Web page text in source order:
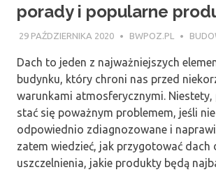
porady i popularne
29 PAŹDZIERNIKA 2020 BWPOZ.PL
Dach to jeden z najważniejszych
budynku, który chroni nas przed
warunkami atmosferycznymi. Niestety,
stać się poważnym problemem, jeśli
odpowiednio zdiagnozowane i
zatem wiedzieć, jak przygotować dach
uszczelnienia, jakie produkty będą